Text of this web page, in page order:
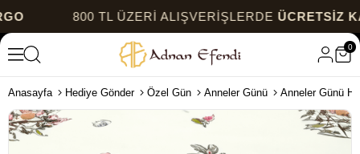
800 TL ÜZERİ ALIŞVERİŞLERDEÜCRETSİZ KARGO
0
Anasayfa Hediye Gönder Özel Gün Anneler Günü